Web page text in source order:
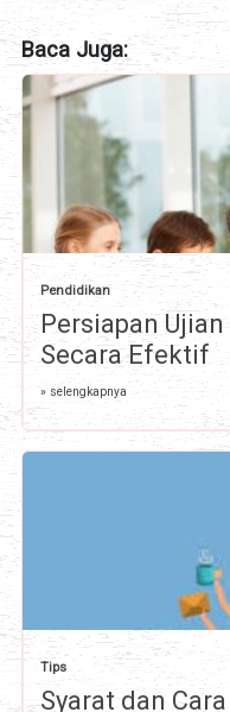
Baca Juga:
Pendidikan
Persiapan
Secara Efektif
» selengkapnya
Tips
Syarat dan